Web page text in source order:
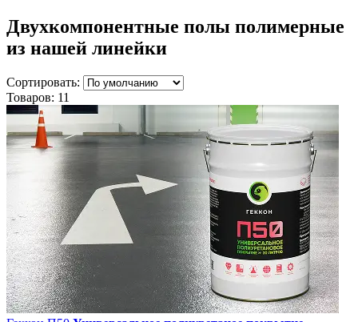
Двухкомпонентные полы полимерные
из нашей линейки
Сортировать:
Товаров: 11